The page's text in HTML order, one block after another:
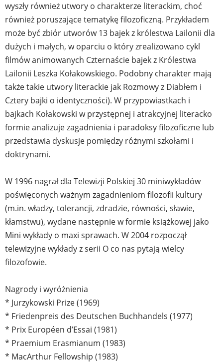
wyszły również utwory o charakterze literackim, choć
również poruszające tematykę filozoficzną. Przykładem
może być zbiór utworów 13 bajek z królestwa Lailonii dla
dużych i małych, w oparciu o który zrealizowano cykl
filmów animowanych Czternaście bajek z Królestwa
Lailonii Leszka Kołakowskiego. Podobny charakter mają
także takie utwory literackie jak Rozmowy z Diabłem i
Cztery bajki o identyczności). W przypowiastkach i
bajkach Kołakowski w przystępnej i atrakcyjnej literacko
formie analizuje zagadnienia i paradoksy filozoficzne lub
przedstawia dyskusje pomiędzy różnymi szkołami i
doktrynami.
W 1996 nagrał dla Telewizji Polskiej 30 miniwykładów
poświęconych ważnym zagadnieniom filozofii kultury
(m.in. władzy, tolerancji, zdradzie, równości, sławie,
kłamstwu), wydane następnie w formie książkowej jako
Mini wykłady o maxi sprawach. W 2004 rozpoczął
telewizyjne wykłady z serii O co nas pytają wielcy
filozofowie.
Nagrody i wyróżnienia
* Jurzykowski Prize (1969)
* Friedenpreis des Deutschen Buchhandels (1977)
* Prix Européen d’Essai (1981)
* Praemium Erasmianum (1983)
* MacArthur Fellowship (1983)